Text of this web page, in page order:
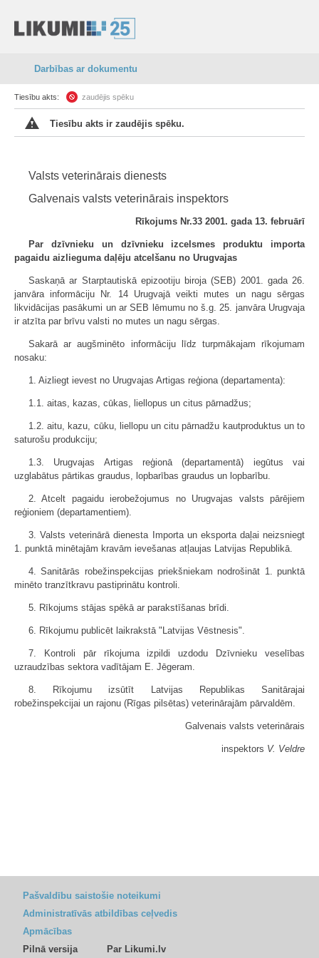
Darbības ar dokumentu
Tiesību akts: zaudējis spēku
Tiesību akts ir zaudējis spēku.
Valsts veterinārais dienests
Galvenais valsts veterinārais inspektors
Rīkojums Nr.33 2001. gada 13. februārī
Par dzīvnieku un dzīvnieku izcelsmes produktu importa
pagaidu aizlieguma daļēju atcelšanu no Urugvajas
Saskaņā ar Starptautiskā epizootiju biroja (SEB) 2001. gada 26.
janvāra informāciju Nr. 14 Urugvajā veikti mutes un nagu sērgas
likvidācijas pasākumi un ar SEB lēmumu no š.g. 25. janvāra Urugvaja
ir atzīta par brīvu valsti no mutes un nagu sērgas.
Sakarā ar augšminēto informāciju līdz turpmākajam rīkojumam
nosaku:
1. Aizliegt ievest no Urugvajas Artigas reģiona (departamenta):
1.1. aitas, kazas, cūkas, liellopus un citus pārnadžus;
1.2. aitu, kazu, cūku, liellopu un citu pārnadžu kautproduktus un to
saturošu produkciju;
1.3. Urugvajas Artigas reģionā (departamentā) iegūtus vai
uzglabātus pārtikas graudus, lopbarības graudus un lopbarību.
2. Atcelt pagaidu ierobežojumus no Urugvajas valsts pārējiem
reģioniem (departamentiem).
3. Valsts veterinārā dienesta Importa un eksporta daļai neizsniegt
1. punktā minētajām kravām ievešanas atļaujas Latvijas Republikā.
4. Sanitārās robežinspekcijas priekšniekam nodrošināt 1. punktā
minēto tranzītkravu pastiprinātu kontroli.
5. Rīkojums stājas spēkā ar parakstīšanas brīdi.
6. Rīkojumu publicēt laikrakstā "Latvijas Vēstnesis".
7. Kontroli pār rīkojuma izpildi uzdodu Dzīvnieku veselības
uzraudzības sektora vadītājam E. Jēgeram.
8. Rīkojumu izsūtīt Latvijas Republikas Sanitārajai
robežinspekcijai un rajonu (Rīgas pilsētas) veterinārajām pārvaldēm.
Galvenais valsts veterinārais
inspektors V. Veldre
Pašvaldību saistošie noteikumi
Administratīvās atbildības ceļvedis
Apmācības
Pilnā versija
Par Likumi.lv